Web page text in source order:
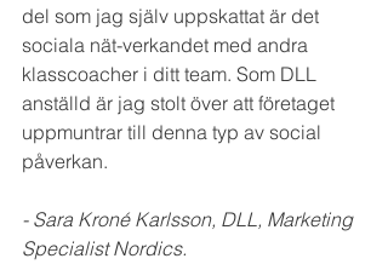
del som jag själv uppskattat är det
sociala nät-verkandet med andra
klasscoacher i ditt team. Som DLL
anställd är jag stolt över att företaget
uppmuntrar till denna typ av social
påverkan.
- Sara Kroné Karlsson, DLL, Marketing
Specialist Nordics.